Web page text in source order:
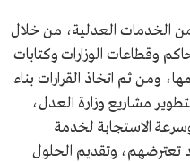
من الخدمات العدلية، من خلال
وقطاعات الوزارات وكتابات
ومن ثم اتخاذ القرارات بناء
مشاريع وزارة العدل،
الاستجابة لخدمة
تعترضهم، وتقديم الحلول